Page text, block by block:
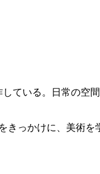
ている。日常の空
っかけに、美術